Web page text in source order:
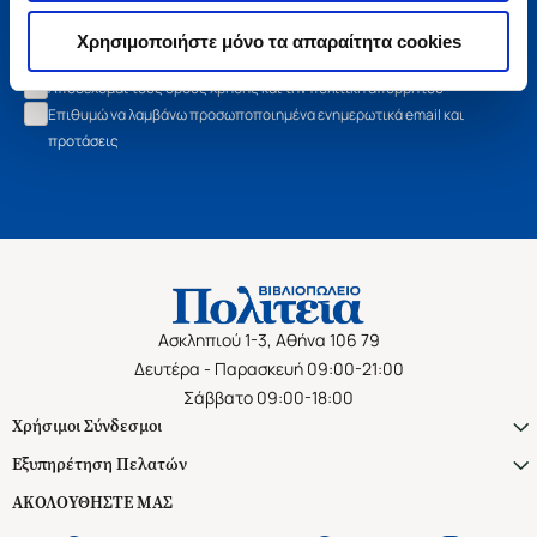
Χρησιμοποιήστε μόνο τα απαραίτητα cookies
Αποδέχομαι τους όρους χρήσης και την πολιτική απορρήτου
Επιθυμώ να λαμβάνω προσωποποιημένα ενημερωτικά email και
προτάσεις
Ασκληπιού 1-3, Αθήνα 106 79
Δευτέρα - Παρασκευή 09:00-21:00
Σάββατο 09:00-18:00
Χρήσιμοι Σύνδεσμοι
Εξυπηρέτηση Πελατών
ΑΚΟΛΟΥΘΗΣΤΕ ΜΑΣ